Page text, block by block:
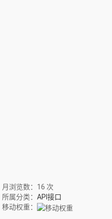
月浏览数：16 次
所属分类： API接口
移动权重：